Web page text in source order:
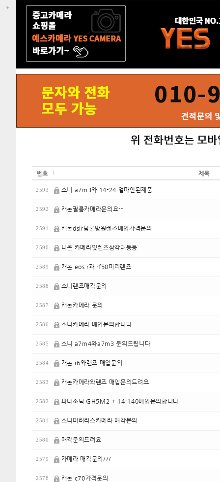
번호 제목
2593 소니 a7m3와 14-24 얼마안된제품
2592 캐논필름카메라문의요--
2591 캐논dslr탐론망원렌즈매입갸격문의
2590 니콘 카메라및렌즈삼각대등등
2589 캐논 eos r과 rf50미리렌즈
2588 소니렌즈매각문의
2587 캐논카메라 문의
2586 소니카메라 매입문의합니다
2585 소니 a7m4와a7m3 문의드립니다
2584 캐논 r6와렌즈 매입문의..
2583 캐논카메라와렌즈 매입문의드려요
2582 파나소닉 GH5M2 + 14-140매입문의합니다
2581 소니미러리스카메라 매각문의
2580 매각문의드려요
2579 카메라 매각문의///
2578 캐논 c70가격문의